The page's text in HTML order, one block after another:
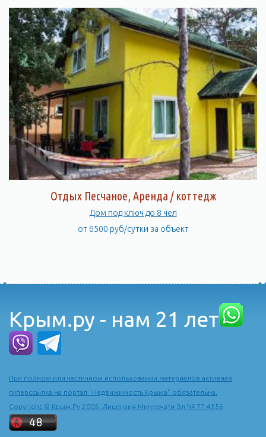
Отдых Песчаное, Аренда / коттедж
Дом под ключ до 8 чел
от 6500 руб/сутки за объект
Крым.ру - нам 21 лет
При полном или частичном использовании материалов активная
гиперссылка на портал "Недвижимость Крыма" обязательна.
Copyright © Крым.Ру 2005. Лицензия Минпечати Эл № 77-4556